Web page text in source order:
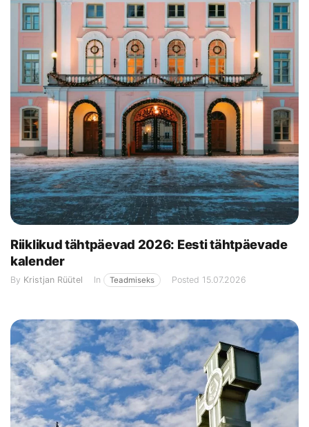
Riiklikud tähtpäevad 2026: Eesti tähtpäevade
kalender
By Kristjan Rüütel In Teadmiseks Posted 15.07.2026